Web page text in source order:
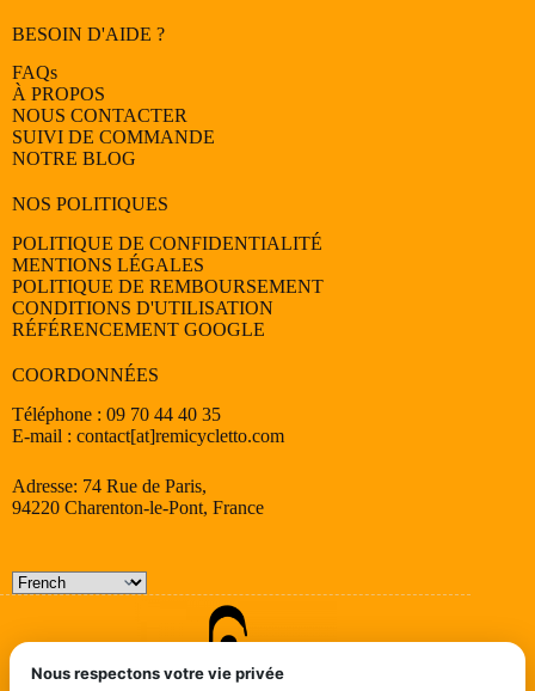
BESOIN D'AIDE ?
FAQs
À PROPOS
NOUS CONTACTER
SUIVI DE COMMANDE
NOTRE BLOG
NOS POLITIQUES
POLITIQUE DE CONFIDENTIALITÉ
MENTIONS LÉGALES
POLITIQUE DE REMBOURSEMENT
CONDITIONS D'UTILISATION
RÉFÉRENCEMENT GOOGLE
COORDONNÉES
Téléphone : 09 70 44 40 35
E-mail : contact[at]remicycletto.com
Adresse: 74 Rue de Paris,
94220 Charenton-le-Pont, France
Nous respectons votre vie privée